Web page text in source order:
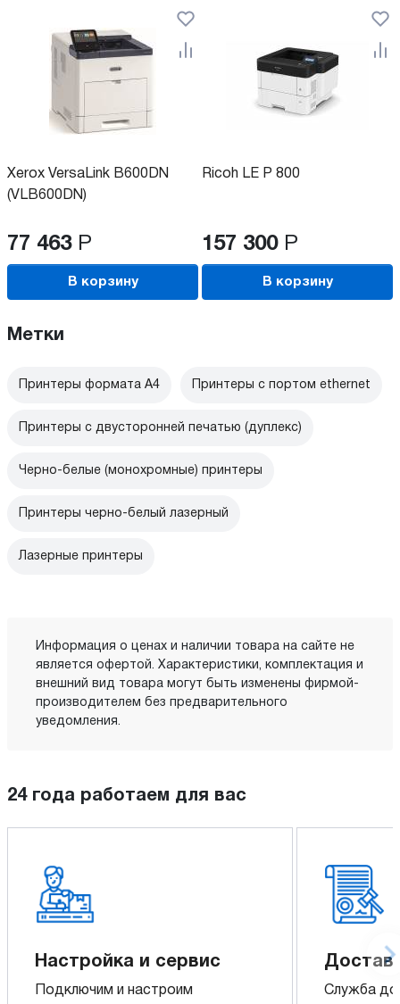
Xerox VersaLink B600DN
(VLB600DN)
77 463 Р
В корзину
Ricoh LE P 800
157 300 Р
В корзину
Метки
Принтеры формата А4 Принтеры с портом ethernet
Принтеры с двусторонней печатью (дуплекс)
Черно-белые (монохромные) принтеры
Принтеры черно-белый лазерный
Лазерные принтеры
Информация о ценах и наличии товара на сайте не
является офертой. Характеристики, комплектация и
внешний вид товара могут быть изменены фирмой-
производителем без предварительного
уведомления.
24 года работаем для вас
Настройка и сервис
Подключим и настроим
Служба